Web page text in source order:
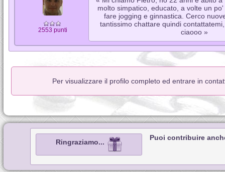
2553 punti
molto simpatico, educato, a volte un
fare jogging e ginnastica. Cerco
tantissimo chattare quindi
ciaooo »
Per visualizzare il profilo completo ed entrare in
Ringraziamo...
Puoi contribuire